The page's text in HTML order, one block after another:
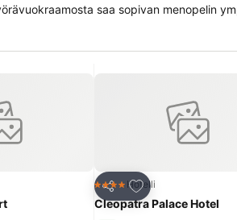
saa sopivan menopelin
huolehtii ilmastointilaite. Näköalan
myös silitysvälineet. Lisäksi käytössä
ja valikoiman
sisäliikuntavaihtoehtoina ovat
Ravintolatiloihin ja -palveluihin
all inclusive -pakettiin kuuluu
Visa ja MasterCard.
Jaa
Lisää suosikkeihin
4 Tähtiluokitus
Hotelli
Cleopatra Palace Hotel